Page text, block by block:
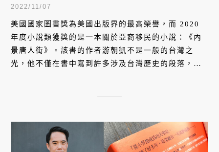
2022/11/07
美國國家圖書獎為美國出版界的最高榮譽，而 2020
年度小說類獲獎的是一本關於亞裔移民的小說：《內
景唐人街》。該書的作者游朝凱不是一般的台灣之
光，他不僅在書中寫到許多涉及台灣歷史的段落，並